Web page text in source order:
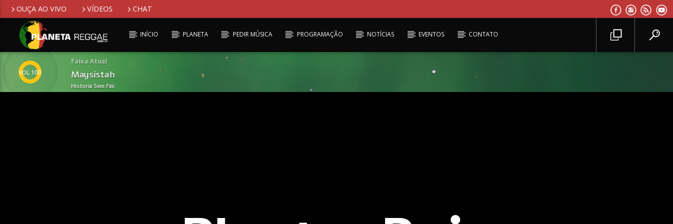
OUÇA AO VIVO VÍDEOS CHAT
INÍCIO PLANETA PEDIR MÚSICA PROGRAMAÇÃO NOTÍCIAS EVENTOS CONTATO
100
Faixa Atual
Maysistah
Historia Sem Fim